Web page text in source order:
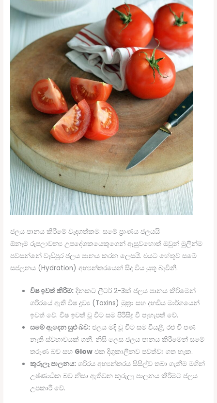
ජලය පානය කිරීමේ වැදගත්කම: සමේ ප්‍රාණය ජලයයි
ඕනෑම රූපලාවන්‍ය උපදේශකයෙකුගෙන් ඇසුවහොත් ඔවුන් මුලින්ම
පවසන්නේ වැඩිපුර ජලය පානය කරන ලෙසයි. එයට හේතුව සමේ
සජලනය (Hydration) අභ්‍යන්තරයෙන් සිදු විය යුතු බැවිනි.
විෂ ඉවත් කිරීම: දිනකට ලීටර් 2-3ක් ජලය පානය කිරීමෙන්
ශරීරයේ ඇති විෂ ද්‍රව්‍ය (Toxins) මුත්‍රා සහ දහඩිය මාර්ගයෙන්
ඉවත් වේ. විෂ ඉවත් වූ විට සම පිරිසිදු වී පැහැපත් වේ.
සමේ ඇදෙන සුළු බව: ජලය මදි වූ විට සම වියළී, රළු වී පණ
නැති ස්වභාවයක් ගනී. නිසි ලෙස ජලය පානය කිරීමෙන් සමේ
තරුණ බව සහ Glow එක දිගුකාලීනව පවත්වා ගත හැක.
කුරුලෑ පාලනය: ශරීරය අභ්‍යන්තරය සිසිල්ව තබා ගැනීම මගින්
උෂ්ණාධික බව නිසා ඇතිවන කුරුලෑ පාලනය කිරීමට ජලය
උපකාරී වේ.